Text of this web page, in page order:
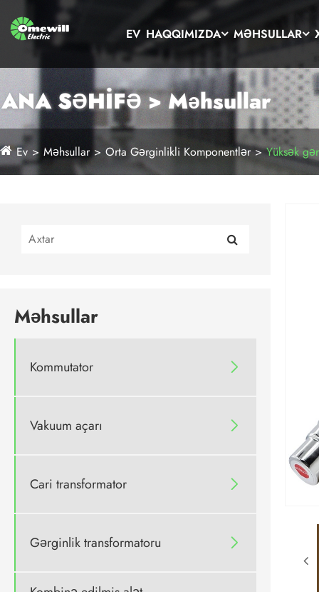
EV HAQQIMIZDA MƏHSULLAR
ANA SƏHİFƏ > Məhsullar
Ev Məhsullar Orta Gərginlikli Komponentlər Yüksək
Məhsullar
Kommutator 
Vakuum açarı 
Cari transformator 
Gərginlik transformatoru 